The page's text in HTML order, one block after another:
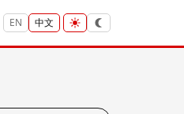
EN 中文